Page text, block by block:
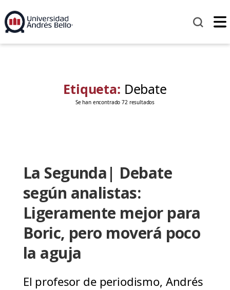
Etiqueta: Debate
Se han encontrado 72 resultados
La Segunda| Debate
según analistas:
Ligeramente mejor para
Boric, pero moverá poco
la aguja
El profesor de periodismo, Andrés